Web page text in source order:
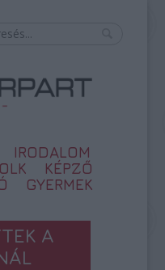
IRODALOM
KÉPZŐ
GYERMEK
A